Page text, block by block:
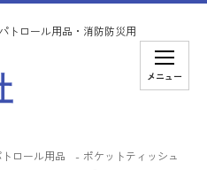
トロール用品・消防防災用
メニュー
ロール用品
ポケットティッシュ